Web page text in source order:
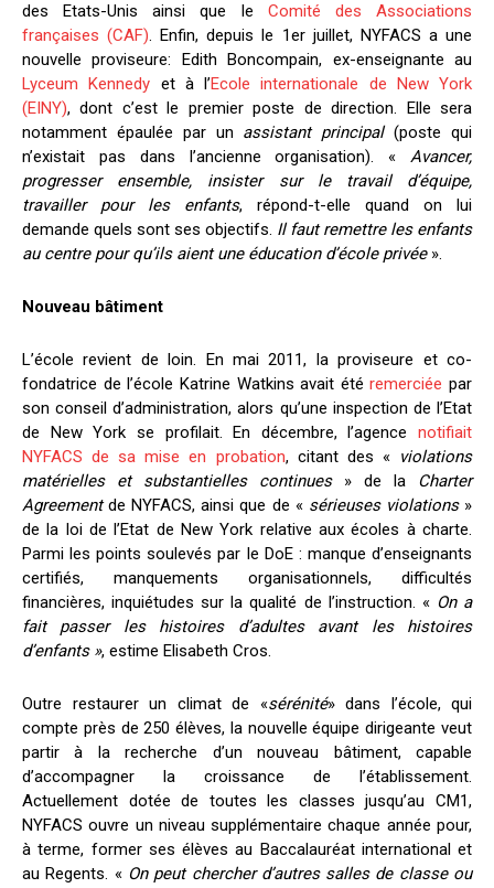
des Etats-Unis ainsi que le Comité des Associations
françaises (CAF). Enfin, depuis le 1er juillet, NYFACS a une
nouvelle proviseure: Edith Boncompain, ex-enseignante au
Lyceum Kennedy et à l’Ecole internationale de New York
(EINY), dont c’est le premier poste de direction. Elle sera
notamment épaulée par un assistant principal(poste qui
n’existait pas dans l’ancienne organisation). « Avancer,
progresser ensemble, insister sur le travail d’équipe,
travailler pour les enfants, répond-t-elle quand on lui
demande quels sont ses objectifs. Il faut remettre les enfants
au centre pour qu’ils aient une éducation d’école privée».
Nouveau bâtiment
L’école revient de loin. En mai 2011, la proviseure et co-
fondatrice de l’école Katrine Watkins avait étéremerciée par
son conseil d’administration, alors qu’une inspection de l’Etat
de New York se profilait. En décembre, l’agence notifiait
NYFACS de sa mise en probation, citant des « violations
matérielles et substantielles continues» de la Charter
Agreementde NYFACS, ainsi que de « sérieuses violations»
de la loi de l’Etat de New York relative aux écoles à charte.
Parmi les points soulevés par le DoE : manque d’enseignants
certifiés, manquements organisationnels, difficultés
financières, inquiétudes sur la qualité de l’instruction. « On a
fait passer les histoires d’adultes avant les histoires
d’enfants », estime Elisabeth Cros.
Outre restaurer un climat de «sérénité» dans l’école, qui
compte près de 250 élèves, la nouvelle équipe dirigeante veut
partir à la recherche d’un nouveau bâtiment, capable
d’accompagner la croissance de l’établissement.
Actuellement dotée de toutes les classes jusqu’au CM1,
NYFACS ouvre un niveau supplémentaire chaque année pour,
à terme, former ses élèves au Baccalauréat international et
au Regents. « On peut chercher d’autres salles de classe ou